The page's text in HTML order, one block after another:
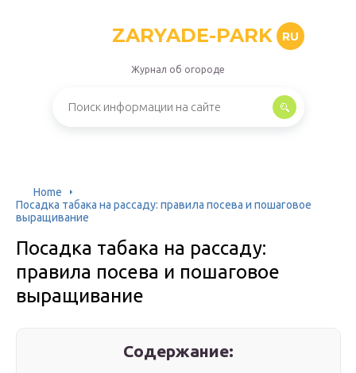
ZARYADE-PARK RU
Журнал об огороде
Home
Посадка табака на рассаду: правила посева и пошаговое
выращивание
Посадка табака на рассаду:
правила посева и пошаговое
выращивание
Содержание: